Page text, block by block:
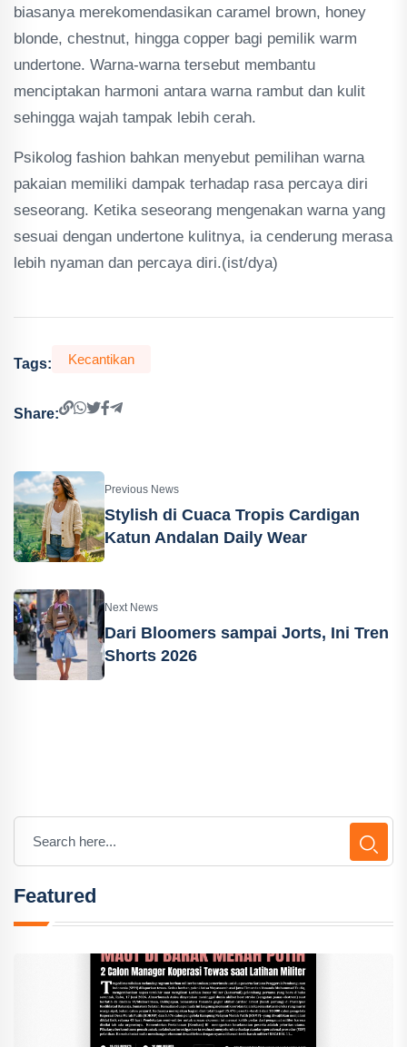
biasanya merekomendasikan caramel brown, honey
blonde, chestnut, hingga copper bagi pemilik warm
undertone. Warna-warna tersebut membantu
menciptakan harmoni antara warna rambut dan kulit
sehingga wajah tampak lebih cerah.
Psikolog fashion bahkan menyebut pemilihan warna
pakaian memiliki dampak terhadap rasa percaya diri
seseorang. Ketika seseorang mengenakan warna yang
sesuai dengan undertone kulitnya, ia cenderung merasa
lebih nyaman dan percaya diri.(ist/dya)
Tags: Kecantikan
Share:
Previous News
Stylish di Cuaca Tropis Cardigan
Katun Andalan Daily Wear
Next News
Dari Bloomers sampai Jorts, Ini Tren
Shorts 2026
Featured